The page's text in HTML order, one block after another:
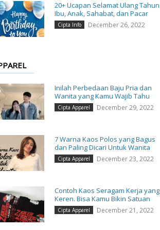
20+ Ucapan Selamat Ulang Tahun
Ibu, Anak, Sahabat, dan Pacar
Cipta Info December 26, 2022
Inilah Perbedaan Baju Pria dan
Wanita yang Kamu Wajib Tahu
Cipta Apparel December 29, 2022
7 Warna Kaos Polos yang Bagus
dan Paling Dicari Untuk Wanita
Cipta Apparel December 23, 2022
Contoh Kaos Seragam Kerja yang
Keren. Bisa Kamu Bikin Satuan
Cipta Apparel December 21, 2022